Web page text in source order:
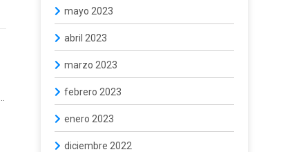
mayo 2023
abril 2023
marzo 2023
febrero 2023
enero 2023
diciembre 2022